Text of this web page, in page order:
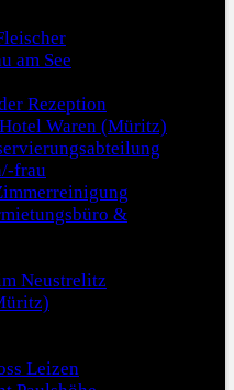
am See
Rezeption
Waren (Müritz)
frau
&
Neustrelitz
Leizen